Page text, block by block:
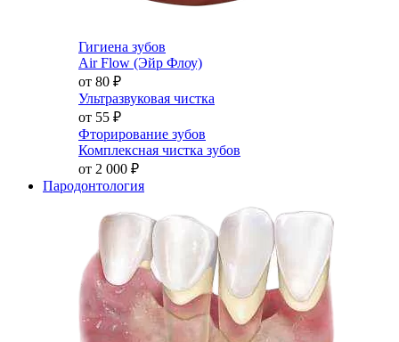
Гигиена зубов
Air Flow (Эйр Флоу)
от 80 ₽
Ультразвуковая чистка
от 55 ₽
Фторирование зубов
Комплексная чистка зубов
от 2 000 ₽
Пародонтология